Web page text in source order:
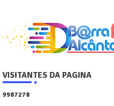
VISITANTES DA PAGINA
9987278